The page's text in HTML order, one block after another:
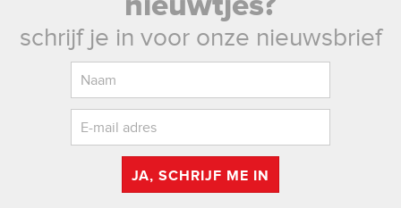
schrijf je in voor onze nieuwsbrief
JA, SCHRIJF ME IN